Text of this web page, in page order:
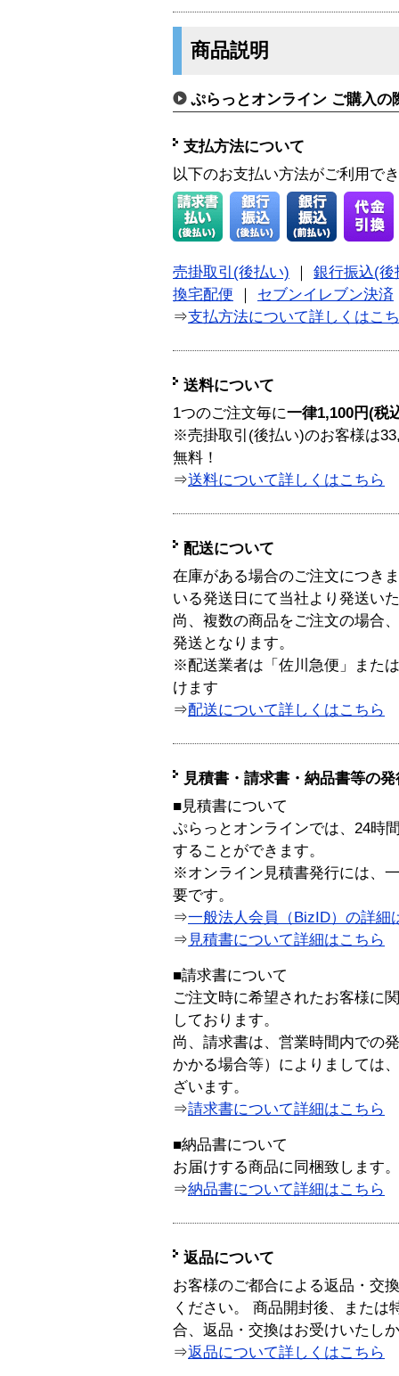
商品説明
ぷらっとオンライン ご購入の
支払方法について
以下のお支払い方法がご利用で
売掛取引(後払い)
銀行振込(後
換宅配便
セブンイレブン決済
⇒支払方法について詳しくはこ
送料について
1つのご注文毎に一律1,100円(税
※売掛取引(後払い)のお客様は
無料！
⇒送料について詳しくはこちら
配送について
在庫がある場合のご注文につき
いる発送日にて当社より発送い
尚、複数の商品をご注文の場合
発送となります。
※配送業者は「佐川急便」また
けます
⇒配送について詳しくはこちら
見積書・請求書・納品書等の
■見積書について
ぷらっとオンラインでは、24時
することができます。
※オンライン見積書発行には、
要です。
⇒一般法人会員（BizID）の詳細
⇒ 見積書について詳細はこちら
■請求書について
ご注文時に希望されたお客様に
しております。
尚、請求書は、営業時間内での
かかる場合等）によりましては
ざいます。
⇒請求書について詳細はこちら
■納品書について
お届けする商品に同梱致します。
⇒納品書について詳細はこちら
返品について
お客様のご都合による返品・交
ください。 商品開封後、または
合、返品・交換はお受けいたし
⇒返品について詳しくはこちら